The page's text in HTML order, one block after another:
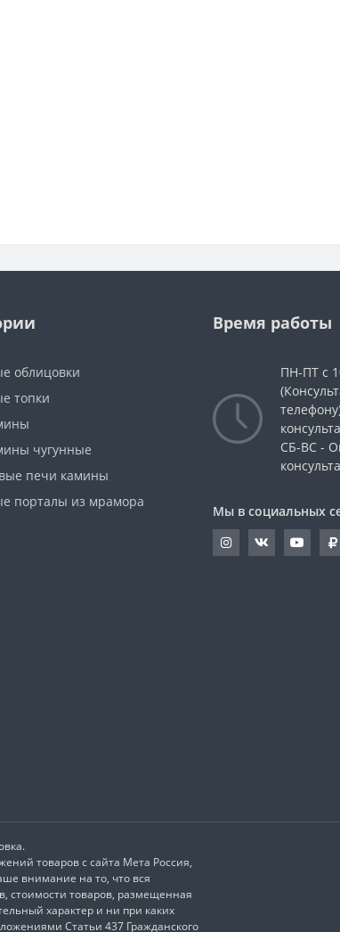
облицовки
топки
чугунные
печи камины
порталы из мрамора
Время работы
ПН-ПТ с
СБ-ВС -
Мы в социальных
товаров с сайта Мета Россия,
внимание на то, что вся
стоимости товаров, размещенная
характер и ни при каких
Статьи 437 Гражданского